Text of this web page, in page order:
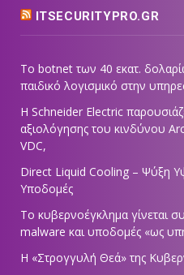
ITSECURITYPRO.GR
Το botnet των 40 εκατ.
παιδικό λογισμικό στην
Η Schneider Electric
αξιολόγησης του κινδύνου
VDC,
Direct Liquid Cooling – Ψύξη
Υποδομές
Το κυβερνοέγκλημα γίνεται
malware και υποδομές «ως
Η «Στρογγυλή Θεά» της